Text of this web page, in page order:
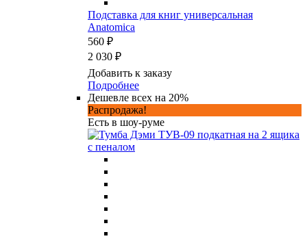
Подставка для книг универсальная
Anatomica
560 ₽
2 030 ₽
Добавить к заказу
Подробнее
Дешевле всех на 20%
Распродажа!
Есть в шоу-руме